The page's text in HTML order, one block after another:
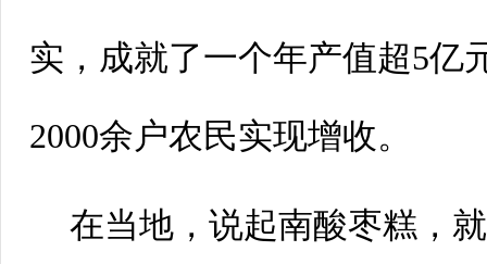
实，成就了一个年产值超5亿
2000余户农民实现增收。
在当地，说起南酸枣糕，